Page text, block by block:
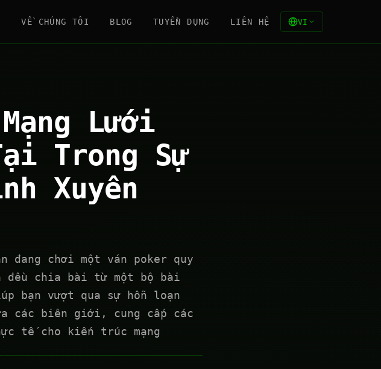
VỀ CHÚNG TÔI BLOG TUYỂN DỤNG LIÊN HỆ VI
Lưới
Trong Sự
Xuyên
đang chơi một ván poker quy
đều chia bài từ một bộ bài
bạn vượt qua sự hỗn loạn
các biên giới, cung cấp các
tế cho kiến trúc mạng